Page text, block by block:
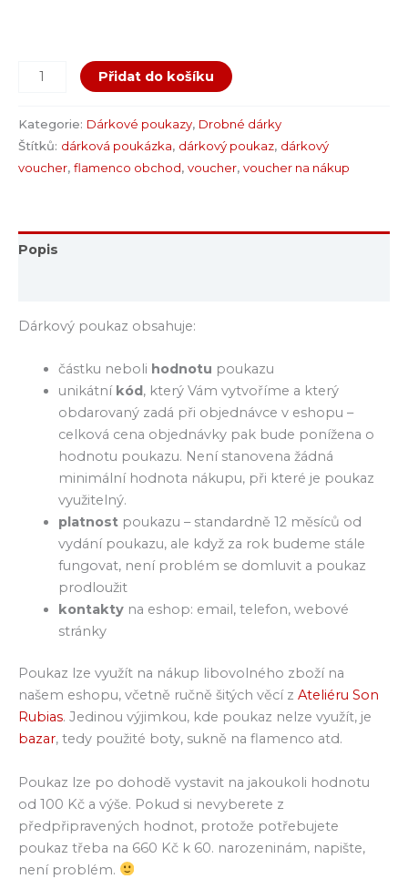
Přidat do košíku
Kategorie: Dárkové poukazy, Drobné dárky
Štítků: dárková poukázka, dárkový poukaz, dárkový
voucher, flamenco obchod, voucher, voucher na nákup
Popis
Dárkový poukaz obsahuje:
částku neboli hodnotu poukazu
unikátníkód , který Vám vytvoříme a který
obdarovaný zadá při objednávce v eshopu –
celková cena objednávky pak bude ponížena o
hodnotu poukazu. Není stanovena žádná
minimální hodnota nákupu, při které je poukaz
využitelný.
platnostpoukazu – standardně 12 měsíců od
vydání poukazu, ale když za rok budeme stále
fungovat, není problém se domluvit a poukaz
prodloužit
kontaktyna eshop: email, telefon, webové
stránky
Poukaz lze využít na nákup libovolného zboží na
našem eshopu, včetně ručně šitých věcí z Ateliéru Son
Rubias. Jedinou výjimkou, kde poukaz nelze využít, je
bazar, tedy použité boty, sukně na flamenco atd.
Poukaz lze po dohodě vystavit na jakoukoli hodnotu
od 100 Kč a výše. Pokud si nevyberete z
předpřipravených hodnot, protože potřebujete
poukaz třeba na 660 Kč k 60. narozeninám, napište,
není problém.